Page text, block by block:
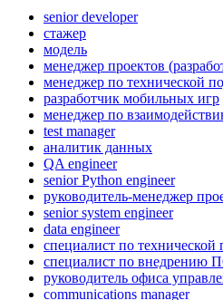
senior developer
стажер
модель
менеджер проектов
менеджер по технической
разработчик мобильных игр
менеджер по
test manager
аналитик данных
QA engineer
senior Python engineer
руководитель-менеджер
senior system engineer
data engineer
специалист по технической
специалист по внедрению
руководитель офиса
communications manager